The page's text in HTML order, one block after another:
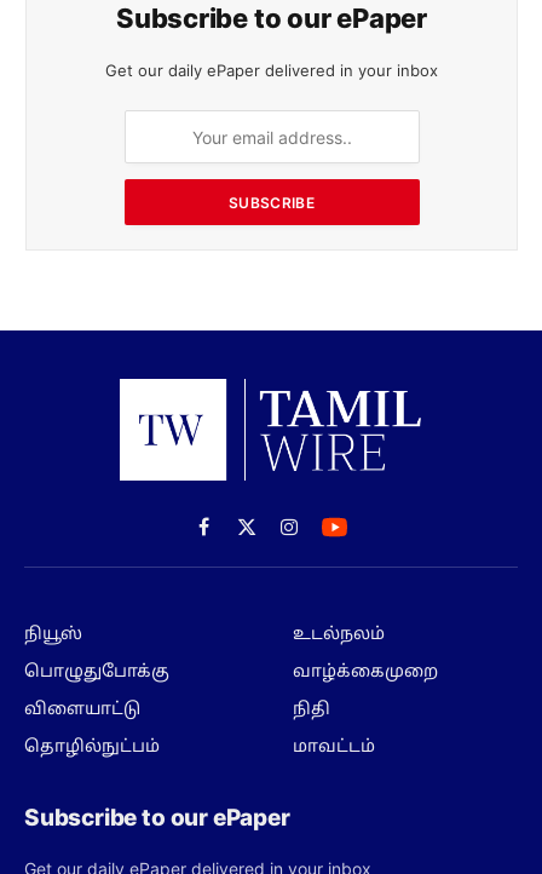
Subscribe to our ePaper
Get our daily ePaper delivered in your inbox
SUBSCRIBE
Facebook
X
(Twitter)
Instagram
நியூஸ்
பொழுதுபோக்கு
விளையாட்டு
தொழில்நுட்பம்
உடல்நலம்
வாழ்க்கைமுறை
நிதி
மாவட்டம்
Subscribe to our ePaper
Get our daily ePaper delivered in your inbox